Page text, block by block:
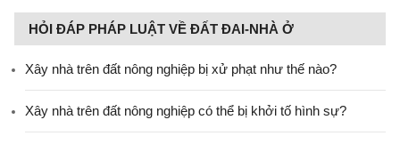
HỎI ĐÁP PHÁP LUẬT VỀ ĐẤT ĐAI-NHÀ Ở
Xây nhà trên đất nông nghiệp bị xử phạt như thế nào?
Xây nhà trên đất nông nghiệp có thể bị khởi tố hình sự?